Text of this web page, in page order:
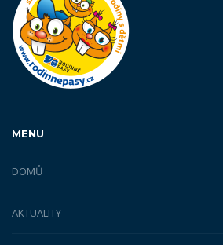
MENU
DOMŮ
AKTUALITY